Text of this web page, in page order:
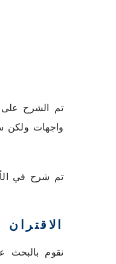
تم الشرح على
واجهات ولكن
تم شرح في
نقوم بالبحث